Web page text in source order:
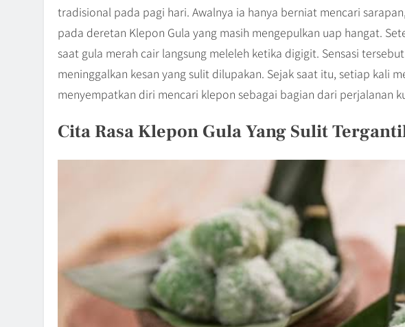
tradisional pada pagi hari. Awalnya ia hanya berniat mencari
pada deretan Klepon Gula yang masih mengepulkan uap hangat.
saat gula merah cair langsung meleleh ketika digigit. Sensasi
meninggalkan kesan yang sulit dilupakan. Sejak saat itu, setiap kali
menyempatkan diri mencari klepon sebagai bagian dari perjalanan
Cita Rasa Klepon Gula Yang Sulit